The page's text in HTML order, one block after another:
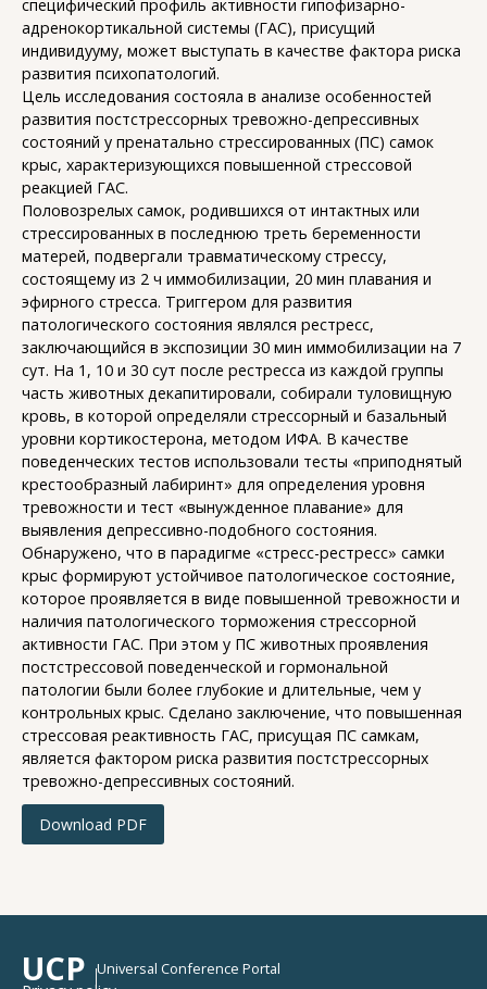
специфический профиль активности гипофизарно-
адренокортикальной системы (ГАС), присущий
индивидууму, может выступать в качестве фактора риска
развития психопатологий.
Цель исследования состояла в анализе особенностей
развития постстрессорных тревожно-депрессивных
состояний у пренатально стрессированных (ПС) самок
крыс, характеризующихся повышенной стрессовой
реакцией ГАС.
Половозрелых самок, родившихся от интактных или
стрессированных в последнюю треть беременности
матерей, подвергали травматическому стрессу,
состоящему из 2 ч иммобилизации, 20 мин плавания и
эфирного стресса. Триггером для развития
патологического состояния являлся рестресс,
заключающийся в экспозиции 30 мин иммобилизации на 7
сут. На 1, 10 и 30 сут после рестресса из каждой группы
часть животных декапитировали, собирали туловищную
кровь, в которой определяли стрессорный и базальный
уровни кортикостерона, методом ИФА. В качестве
поведенческих тестов использовали тесты «приподнятый
крестообразный лабиринт» для определения уровня
тревожности и тест «вынужденное плавание» для
выявления депрессивно-подобного состояния.
Обнаружено, что в парадигме «стресс-рестресс» самки
крыс формируют устойчивое патологическое состояние,
которое проявляется в виде повышенной тревожности и
наличия патологического торможения стрессорной
активности ГАС. При этом у ПС животных проявления
постстрессовой поведенческой и гормональной
патологии были более глубокие и длительные, чем у
контрольных крыс. Сделано заключение, что повышенная
стрессовая реактивность ГАС, присущая ПС самкам,
является фактором риска развития постстрессорных
тревожно-депрессивных состояний.
Download PDF
UCP Universal Conference Portal